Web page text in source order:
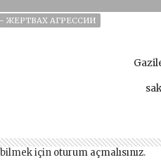
ЖЕРТВАХ АГРЕССИИ
için oturum açmalısınız.